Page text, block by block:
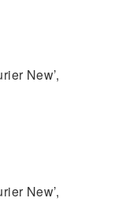
New’,
New’,